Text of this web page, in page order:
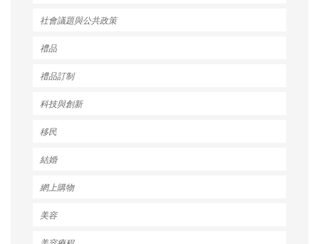
社會議題與公共政策
禮品
禮品訂制
科技與創新
移民
結婚
網上購物
美容